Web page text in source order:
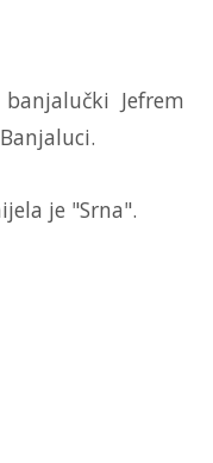
Jefrem
je "Srna".